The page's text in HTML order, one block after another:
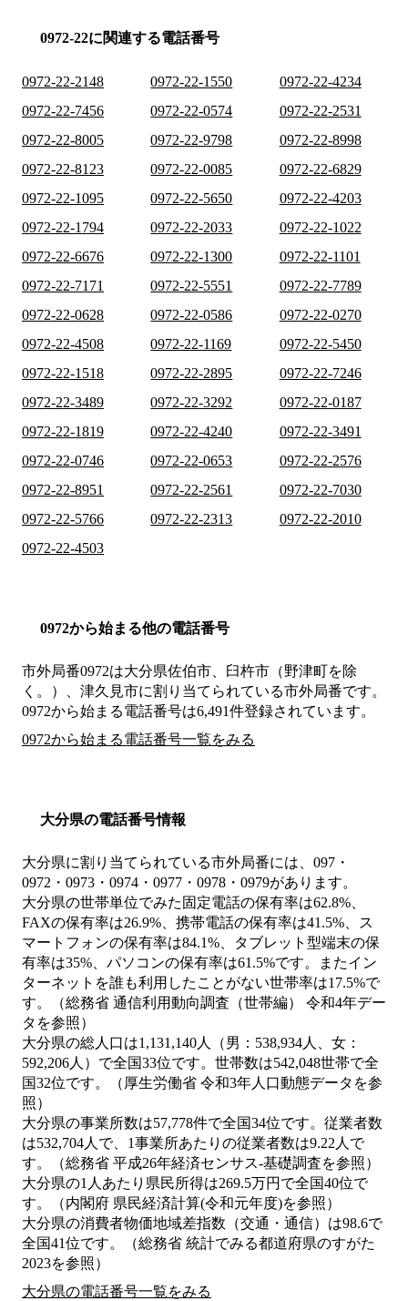
0972-22に関連する電話番号
0972-22-2148 0972-22-1550
0972-22-4234
0972-22-7456
0972-22-0574
0972-22-2531
0972-22-8005
0972-22-9798
0972-22-8998
0972-22-8123
0972-22-0085
0972-22-6829
0972-22-1095
0972-22-5650
0972-22-4203
0972-22-1794
0972-22-2033
0972-22-1022
0972-22-6676
0972-22-1300
0972-22-1101
0972-22-7171
0972-22-5551
0972-22-7789
0972-22-0628
0972-22-0586
0972-22-0270
0972-22-4508
0972-22-1169
0972-22-5450
0972-22-1518
0972-22-2895
0972-22-7246
0972-22-3489
0972-22-3292
0972-22-0187
0972-22-1819
0972-22-4240
0972-22-3491
0972-22-0746
0972-22-0653
0972-22-2576
0972-22-8951
0972-22-2561
0972-22-7030
0972-22-5766
0972-22-2313
0972-22-2010
0972-22-4503
0972から始まる他の電話番号
市外局番0972は大分県佐伯市、臼杵市（野津町を除
く。）、津久見市に割り当てられている市外局番です。
0972から始まる電話番号は6,491件登録されています。
0972から始まる電話番号一覧をみる
大分県の電話番号情報
大分県に割り当てられている市外局番には、097・
0972・0973・0974・0977・0978・0979があります。
大分県の世帯単位でみた固定電話の保有率は62.8%、
FAXの保有率は26.9%、携帯電話の保有率は41.5%、ス
マートフォンの保有率は84.1%、タブレット型端末の保
有率は35%、パソコンの保有率は61.5%です。またイン
ターネットを誰も利用したことがない世帯率は17.5%で
す。（総務省 通信利用動向調査（世帯編） 令和4年デー
タを参照）
大分県の総人口は1,131,140人（男：538,934人、女：
592,206人）で全国33位です。世帯数は542,048世帯で全
国32位です。（厚生労働省 令和3年人口動態データを参
照）
大分県の事業所数は57,778件で全国34位です。従業者数
は532,704人で、1事業所あたりの従業者数は9.22人で
す。（総務省 平成26年経済センサス‐基礎調査を参照）
大分県の1人あたり県民所得は269.5万円で全国40位で
す。（内閣府 県民経済計算(令和元年度)を参照）
大分県の消費者物価地域差指数（交通・通信）は98.6で
全国41位です。（総務省 統計でみる都道府県のすがた
2023を参照）
大分県の電話番号一覧をみる